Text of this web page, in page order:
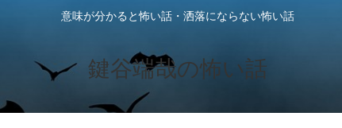
意味が分かると怖い話・洒落にならない怖い話
鍵谷端哉の怖い話